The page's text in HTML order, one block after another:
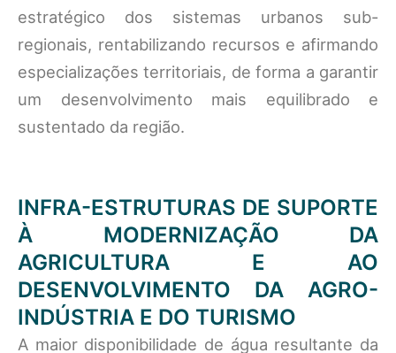
estratégico dos sistemas urbanos sub-
regionais, rentabilizando recursos e afirmando
especializações territoriais, de forma a garantir
um desenvolvimento mais equilibrado e
sustentado da região.
INFRA-ESTRUTURAS DE SUPORTE
À MODERNIZAÇÃO DA
AGRICULTURA E AO
DESENVOLVIMENTO DA AGRO-
INDÚSTRIA E DO TURISMO
A maior disponibilidade de água resultante da